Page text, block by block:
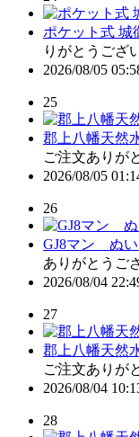
ポケット式 城
りがとうござ
2026/08/05
25
郡上八幡天然
ご注文ありが
2026/08/05
26
GJ8マン ぬい
ありがとうご
2026/08/04
27
郡上八幡天然
ご注文ありが
2026/08/04
28